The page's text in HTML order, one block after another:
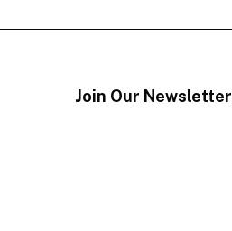
Join Our Newsletter